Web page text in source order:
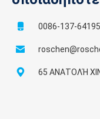
0086-137-
65 ΑΝΑΤΟΛΉ